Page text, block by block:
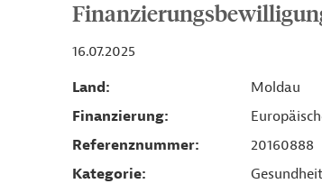
16.07.2025
Land
Moldau
Finanzierung
Referenznummer
20160888
Kategorie